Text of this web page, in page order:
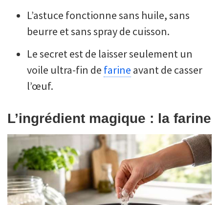
L’astuce fonctionne sans huile, sans
beurre et sans spray de cuisson.
Le secret est de laisser seulement un
voile ultra-fin de farine avant de casser
l’œuf.
L’ingrédient magique : la farine